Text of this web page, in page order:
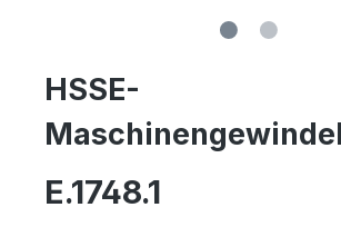
HSSE-
E.1748.1